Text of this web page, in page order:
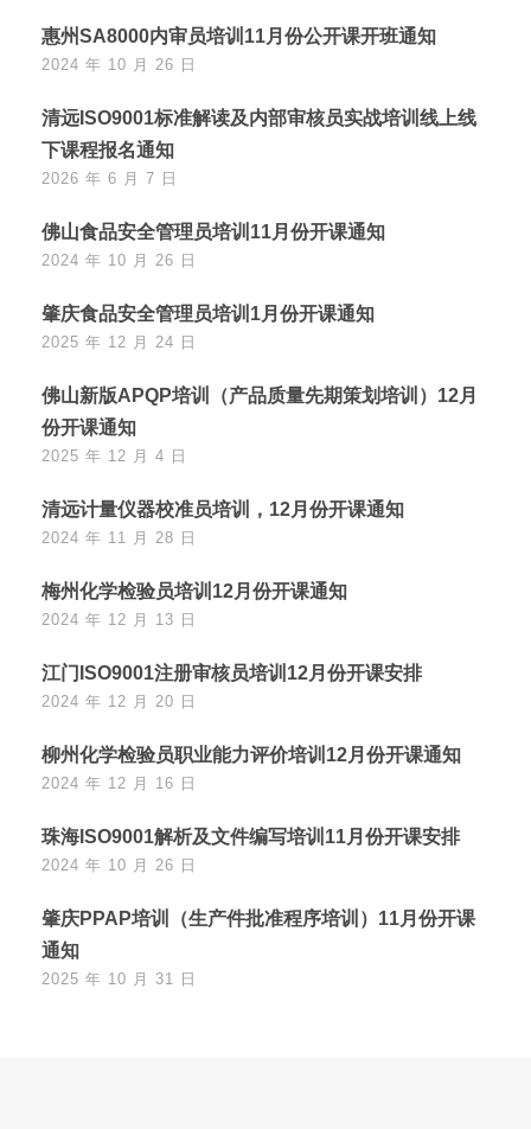
惠州SA8000内审员培训11月份公开课开班通知
2024 年 10 月 26 日
清远ISO9001标准解读及内部审核员实战培训线上线
下课程报名通知
2026 年 6 月 7 日
佛山食品安全管理员培训11月份开课通知
2024 年 10 月 26 日
肇庆食品安全管理员培训1月份开课通知
2025 年 12 月 24 日
佛山新版APQP培训（产品质量先期策划培训）12月
份开课通知
2025 年 12 月 4 日
清远计量仪器校准员培训，12月份开课通知
2024 年 11 月 28 日
梅州化学检验员培训12月份开课通知
2024 年 12 月 13 日
江门ISO9001注册审核员培训12月份开课安排
2024 年 12 月 20 日
柳州化学检验员职业能力评价培训12月份开课通知
2024 年 12 月 16 日
珠海ISO9001解析及文件编写培训11月份开课安排
2024 年 10 月 26 日
肇庆PPAP培训（生产件批准程序培训）11月份开课
通知
2025 年 10 月 31 日